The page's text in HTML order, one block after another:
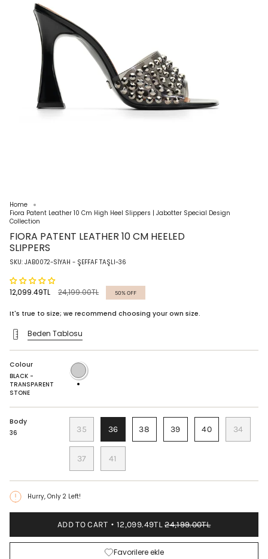
Home
Fiora Patent Leather 10 Cm High Heel Slippers | Jabotter Special Design
Collection
FIORA PATENT LEATHER 10 CM HEELED
SLIPPERS
SKU: JAB0072-SİYAH - ŞEFFAF TAŞLI-36
12,099.49TL
Regular
24,199.00TL 50%OFF
It's true to size; we recommend choosing your own size.
Beden Tablosu
Colour
BLACK -
TRANSPARENT
STONE
BLACK
-
TRANSPARENT
Body
36 35 36 38 39 40 34
37 41
Hurry, Only 2 Left!
ADD TO CART 12,099.49TL24,199.00TL
Favorilere ekle